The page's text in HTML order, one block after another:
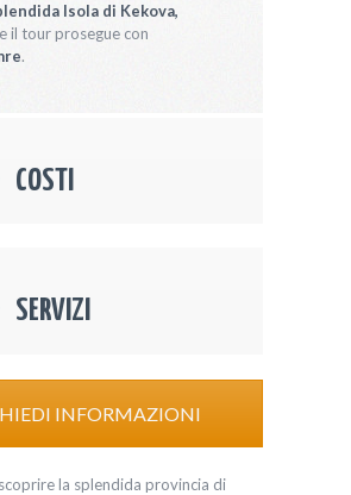
Isola di Kekova,
il tour prosegue con
.
COSTI
SERVIZI
INFORMAZIONI
la splendida provincia di